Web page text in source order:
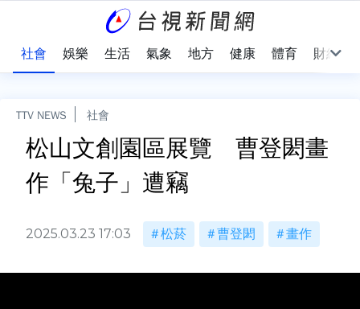
社會 娛樂 生活 氣象 地方 健康 體育 財經
TTV NEWS 社會
松山文創園區展覽 曹登閎畫
作「兔子」遭竊
2025.03.23 17:03 松菸 曹登閎 畫作